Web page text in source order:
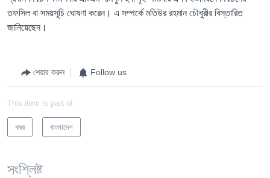
তফসিল বা সময়সূচি ঘোষণা করেন। এ সম্পর্কে মতিউর রহমান চৌধুরীর বিস্তারিত
জানিয়েছেন।
শেয়ার করুন Follow us
This item is part of
খবর বাংলাদেশ
সংশ্লিষ্ট